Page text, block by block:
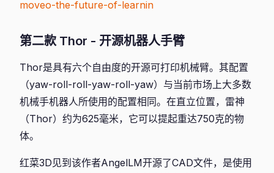
moveo-the-future-of-learnin
第二款 Thor - 开源机器人手臂
Thor是具有六个自由度的开源可打印机械臂。其配置
（yaw-roll-roll-yaw-roll-yaw）与当前市场上大多数
机械手机器人所使用的配置相同。在直立位置，雷神
（Thor）约为625毫米，它可以提起重达750克的物
体。
红菜3D见到该作者AngelLM开源了CAD文件，是使用